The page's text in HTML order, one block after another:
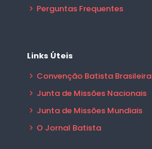
Perguntas Frequentes
Links Úteis
Convenção Batista Brasileira
Junta de Missões Nacionais
Junta de Missões Mundiais
O Jornal Batista